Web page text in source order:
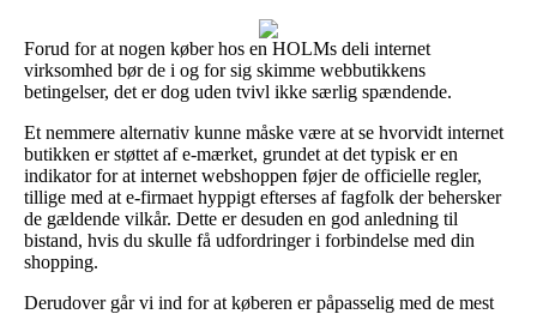
Forud for at nogen køber hos en HOLMs deli internet
virksomhed bør de i og for sig skimme webbutikkens
betingelser, det er dog uden tvivl ikke særlig spændende.
Et nemmere alternativ kunne måske være at se hvorvidt internet
butikken er støttet af e-mærket, grundet at det typisk er en
indikator for at internet webshoppen føjer de officielle regler,
tillige med at e-firmaet hyppigt efterses af fagfolk der behersker
de gældende vilkår. Dette er desuden en god anledning til
bistand, hvis du skulle få udfordringer i forbindelse med din
shopping.
Derudover går vi ind for at køberen er påpasselig med de mest